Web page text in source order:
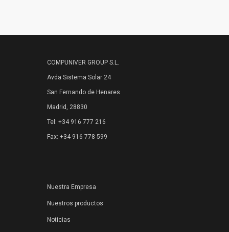
COMPUNIVER GROUP S.L.
Avda Sistema Solar 24
San Fernando de Henares
Madrid, 28830
Tel: +34 916 777 216
Fax: +34 916 778 599
Nuestra Empresa
Nuestros productos
Noticias